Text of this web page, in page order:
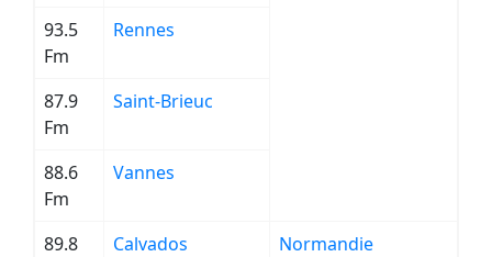
93.5
Fm
Rennes
87.9
Fm
Saint-Brieuc
88.6
Fm
Vannes
89.8
Calvados Normandie